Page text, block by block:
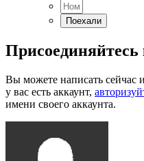
Вы можете написать сейчас
у вас есть аккаунт,
имени своего аккаунта.